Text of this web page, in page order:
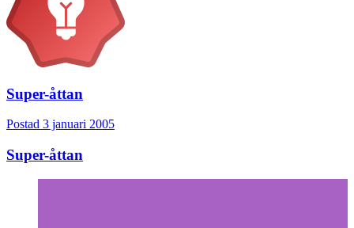
Super-åttan
Postad 3 januari 2005
Super-åttan